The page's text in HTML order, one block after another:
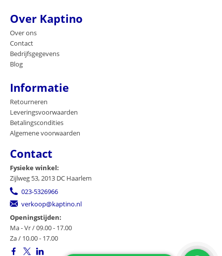
Over Kaptino
Over ons
Contact
Bedrijfsgegevens
Blog
Informatie
Retourneren
Leveringsvoorwaarden
Betalingscondities
Algemene voorwaarden
Contact
Fysieke winkel:
Zijlweg 53, 2013 DC Haarlem
023-5326966
verkoop@kaptino.nl
Openingstijden:
Ma - Vr / 09.00 - 17.00
Za / 10.00 - 17.00